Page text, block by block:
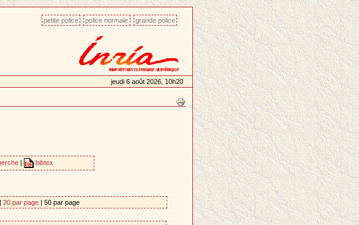
petite police police normale grande police
jeudi 6 août 2026, 10h20
bibtex
| 20 par page | 50 par page